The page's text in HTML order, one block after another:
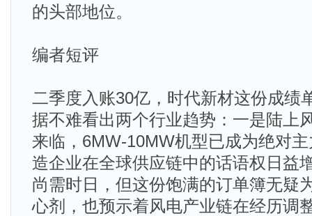
的头部地位。
编者短评
二季度入账30亿，时代新材这份成绩
据不难看出两个行业趋势：一是陆上
来临，6MW-10MW机型已成为绝对
造企业在全球供应链中的话语权日益
尚需时日，但这份饱满的订单簿无疑
心剂，也预示着风电产业链在经历调